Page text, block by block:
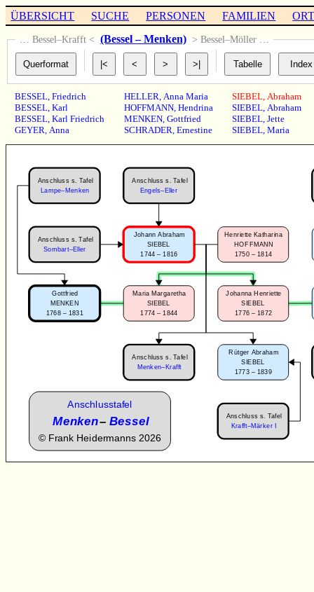
ÜBERSICHT SUCHE PERSONEN FAMILIEN
… Bessel–Krafft < (Bessel – Menken) > Bessel–Möller …
BESSEL,Friedrich
BESSEL,Karl
BESSEL,Karl Friedrich
GEYER,Anna
HELLER, Anna Maria
HOFFMANN, Hendrina
MENKEN, Gottfried
SCHRADER, Ernestine
SIEBEL, Abraham
SIEBEL, Abraham
SIEBEL, Jette
SIEBEL, Maria
Johann Abraham
SIEBEL
1744 – 1816
Henriette Katharina
HOFFMANN
1750 – 1814
Anschluss s. Tafel
Engels–Eller
Anschluss s. Tafel
Sombart–Eller
Anschlusstafel
Menken– Bessel
© Frank Heidermanns 2026
Maria Margaretha
SIEBEL
1774 – 1844
Gottfried
MENKEN
1768 – 1831
Rütger Abraham
SIEBEL
1773 – 1839
Anschluss s. Tafel
Krafft–Märker I
Anschluss s. Tafel
Menken–Krafft
Johanna Henriette
SIEBEL
1776 – 1872
Anschluss s. Tafel
Lampe–Menken